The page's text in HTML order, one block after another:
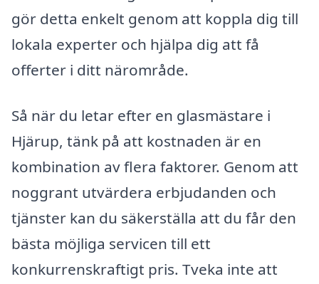
gör detta enkelt genom att koppla dig till
lokala experter och hjälpa dig att få
offerter i ditt närområde.
Så när du letar efter en glasmästare i
Hjärup, tänk på att kostnaden är en
kombination av flera faktorer. Genom att
noggrant utvärdera erbjudanden och
tjänster kan du säkerställa att du får den
bästa möjliga servicen till ett
konkurrenskraftigt pris. Tveka inte att